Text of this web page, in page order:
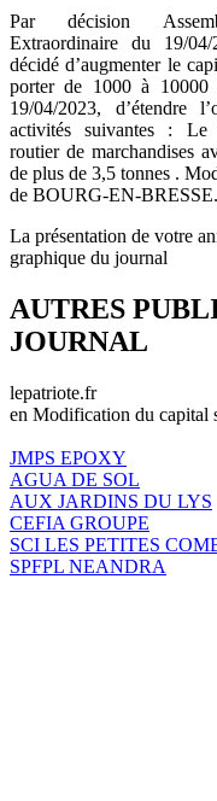
Par décision
Extraordinaire du 19/
décidé d’augmenter le
porter de 1000 à
19/04/2023, d’étendre
activités suivantes : Le
routier de marchandises
de plus de 3,5 tonnes .
de BOURG-EN-BRESSE.
La présentation de votre
graphique du journal
AUTRES
JOURNAL
lepatriote.fr
en Modification du capital
JMPS EPOXY
AGUA DE SOL
AUX JARDINS DU LYS
CEFIA GROUPE
SCI LES PETITES
SPFPL NEANDRA